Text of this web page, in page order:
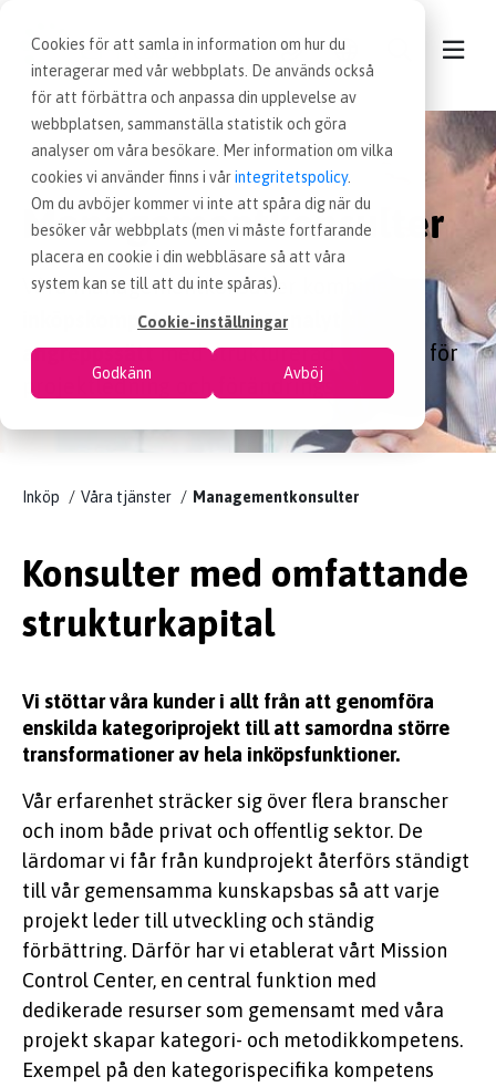
Cookies för att samla in information om hur du
interagerar med vår webbplats. De används också
för att förbättra och anpassa din upplevelse av
webbplatsen, sammanställa statistik och göra
analyser om våra besökare. Mer information om vilka
cookies vi använder finns i vårintegritetspolicy.
Om du avböjer kommer vi inte att spåra dig när du
besöker vår webbplats (men vi måste fortfarande
placera en cookie i din webbläsare så att våra
system kan se till att du inte spåras).
Cookie-inställningar
Godkänn Avböj
KONTAKT
VÅRA TJÄNSTER
LEDIGA INKÖPSJOBB
OM OSS
KUNSKAP
EFFSO TOOLS
Managementkonsulter
Våra managementkonsulter kombinerar
inköpskompetens och ett analytiskt
angreppssättmed strukturerad metodik för
projektledning och förändringsarbete.
Inköp Våra tjänster Managementkonsulter
Konsulter med omfattande
strukturkapital
Vi stöttar våra kunder i allt från att genomföra
enskilda kategoriprojekt till att samordna större
transformationer av hela inköpsfunktioner.
Vår erfarenhet sträcker sig över flera branscher
och inom både privat och offentlig sektor. De
lärdomar vi får från kundprojekt återförs ständigt
till vår gemensamma kunskapsbas så att varje
projekt leder till utveckling och ständig
förbättring. Därför har vi etablerat vårt Mission
Control Center, en central funktion med
dedikerade resurser som gemensamt med våra
projekt skapar kategori- och metodikkompetens.
Exempel på den kategorispecifika kompetens